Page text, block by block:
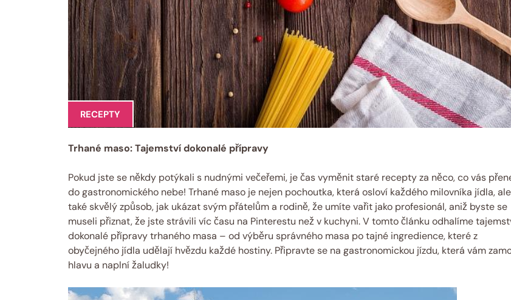
RECEPTY
Trhané maso: Tajemství dokonalé přípravy
Pokud jste se někdy potýkali s nudnými večeřemi, je čas vyměnit staré recepty za něco, co vás
do gastronomického nebe! Trhané maso je nejen pochoutka, která osloví každého milovníka jídla, ale
také skvělý způsob, jak ukázat svým přátelům a rodině, že umíte vařit jako profesionál, aniž byste se
museli přiznat, že jste strávili víc času na Pinterestu než v kuchyni. V tomto článku odhalíme
dokonalé přípravy trhaného masa – od výběru správného masa po tajné ingredience, které z
obyčejného jídla udělají hvězdu každé hostiny. Připravte se na gastronomickou jízdu, která vám
hlavu a naplní žaludky!